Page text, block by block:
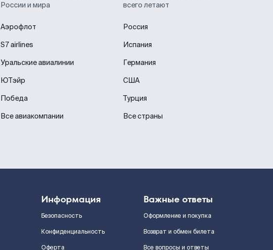
России и мира
Аэрофлот
S7 airlines
Уральские авиалинии
ЮТэйр
Победа
Все авиакомпании
всего летают
Россия
Испания
Германия
США
Турция
Все страны
Информация
Безопасность
Конфиденциальность
Оферта
Важные ответы
Оформление и покупка
Возврат и обмен билета
Все вопросы и ответы